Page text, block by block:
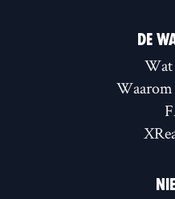
DE
Wat
Waarom